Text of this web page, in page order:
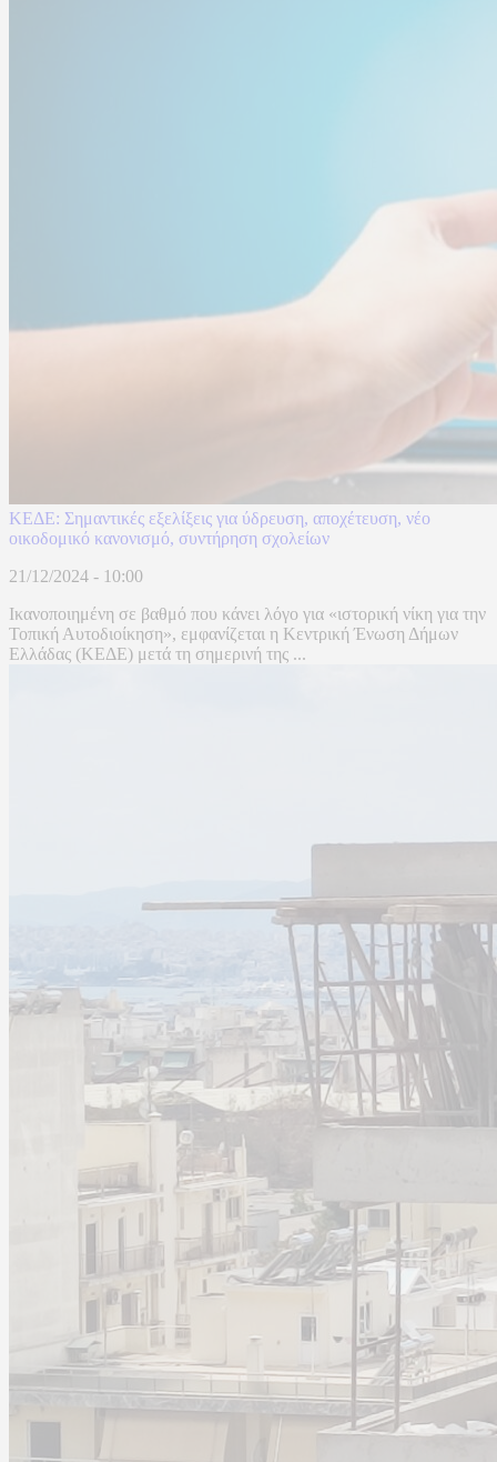
KEΔΕ: Σημαντικές εξελίξεις για ύδρευση, αποχέτευση, νέο
οικοδομικό κανονισμό, συντήρηση σχολείων
21/12/2024 - 10:00
Ικανοποιημένη σε βαθμό που κάνει λόγο για «ιστορική νίκη για την
Τοπική Αυτοδιοίκηση», εμφανίζεται η Κεντρική Ένωση Δήμων
Ελλάδας (ΚΕΔΕ) μετά τη σημερινή της ...